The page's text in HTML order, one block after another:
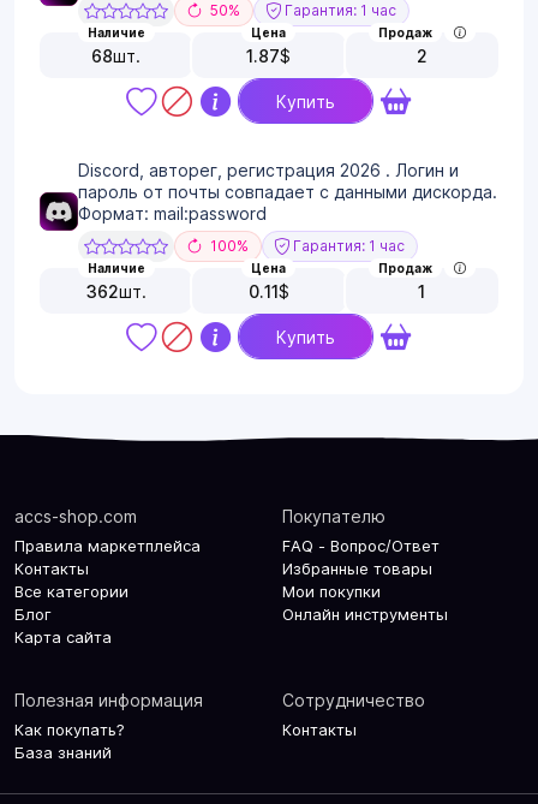
50% Гарантия: 1 час
Наличие
68шт.
Цена
1.87$
Продаж
2
Купить
Discord, авторег, регистрация 2026 . Логин и
пароль от почты совпадает с данными дискорда.
Формат: mail:password
100% Гарантия: 1 час
Наличие
362шт.
Цена
0.11$
Продаж
1
Купить
accs-shop.com
Правила маркетплейса
Контакты
Все категории
Блог
Карта сайта
Покупателю
FAQ - Вопрос/Ответ
Избранные товары
Мои покупки
Онлайн инструменты
Полезная информация
Как покупать?
База знаний
Сотрудничество
Контакты